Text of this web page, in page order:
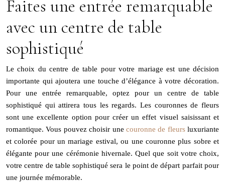
Faites une entrée remarquable
avec un centre de table
sophistiqué
Le choix du centre de table pour votre mariage est une décision
importante qui ajoutera une touche d’élégance à votre décoration.
Pour une entrée remarquable, optez pour un centre de table
sophistiqué qui attirera tous les regards. Les couronnes de fleurs
sont une excellente option pour créer un effet visuel saisissant et
romantique. Vous pouvez choisir une couronne de fleursluxuriante
et colorée pour un mariage estival, ou une couronne plus sobre et
élégante pour une cérémonie hivernale. Quel que soit votre choix,
votre centre de table sophistiqué sera le point de départ parfait pour
une journée mémorable.